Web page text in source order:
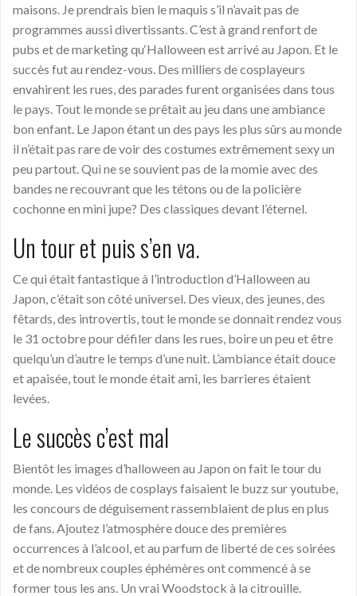
maisons. Je prendrais bien le maquis s’il n’avait pas de
programmes aussi divertissants. C’està grand renfort de
pubs et de marketing qu‘Halloween est arrivéau Japon. Et le
succès fut au rendez-vous. Des milliers de cosplayeurs
envahirent les rues, des parades furent organisées dans tous
le pays. Tout le monde se prêtait au jeu dans une ambiance
bon enfant. Le Japon étant un des pays les plus sûrs au monde
il n’était pas rare de voir des costumes extrêmement sexy un
peu partout. Qui ne se souvient pas de la momie avec des
bandes ne recouvrant que les tétons ou de la policière
cochonne en mini jupe? Des classiques devant l’éternel.
Un tour et puis s’en va.
Ce qui était fantastiqueà l’introduction d’Halloween au
Japon, c’était son côtéuniversel. Des vieux, des jeunes, des
fêtards, des introvertis, tout le monde se donnait rendez vous
le 31 octobre pour défilerdans les rues, boire un peu et être
quelqu’un d’autre le temps d’une nuit. L’ambiance était douce
et apaisée, tout le monde était ami, les barrieres étaient
levées.
Lesuccèsc’est mal
Bientôt les images d’halloween au Japon on fait le tour du
monde. Les vidéos de cosplays faisaient le buzz sur youtube,
les concours de déguisement rassemblaient de plus en plus
defans . Ajoutez l’atmosphère douce des premières
occurrences à l’alcool, et au parfum de liberté de ces soirées
et de nombreux couples éphémères ont commencéà se
former tous les ans. Un vrai Woodstock à la citrouille.